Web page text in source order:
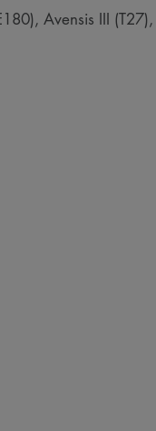
Avensis III (T27),